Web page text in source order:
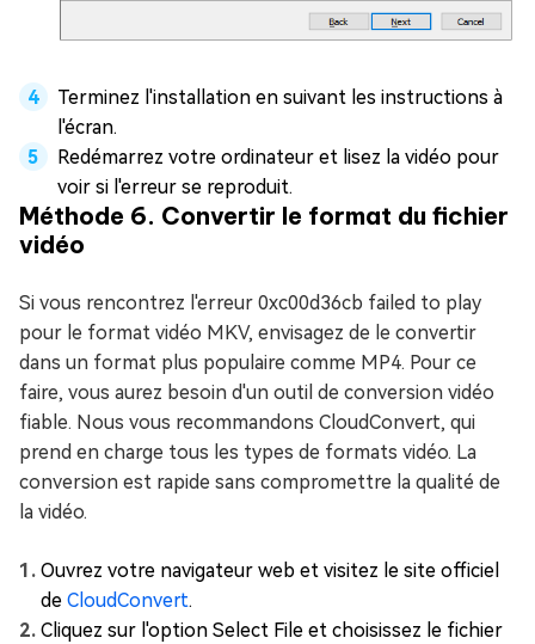
Terminez l'installation en suivant les instructions à
l'écran.
Redémarrez votre ordinateur et lisez la vidéo pour
voir si l'erreur se reproduit.
Méthode 6. Convertir le format du fichier
vidéo
Si vous rencontrez l'erreur 0xc00d36cb failed to play
pour le format vidéo MKV, envisagez de le convertir
dans un format plus populaire comme MP4. Pour ce
faire, vous aurez besoin d'un outil de conversion vidéo
fiable. Nous vous recommandons CloudConvert, qui
prend en charge tous les types de formats vidéo. La
conversion est rapide sans compromettre la qualité de
la vidéo.
Ouvrez votre navigateur web et visitez le site officiel
de CloudConvert.
Cliquez sur l'option Select File et choisissez le fichier